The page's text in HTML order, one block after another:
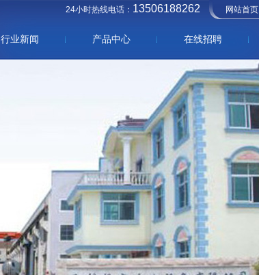
24小时热线电话： 13506188262 网站首页
行业新闻 产品中心 在线招聘